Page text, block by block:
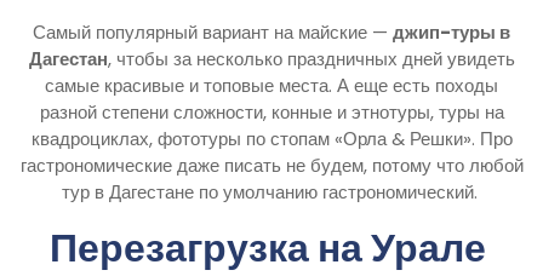
Самый популярный вариант на майские — джип-туры в
Дагестан, чтобы за несколько праздничных дней увидеть
самые красивые и топовые места. А еще есть походы
разной степени сложности, конные и этнотуры, туры на
квадроциклах, фототуры по стопам «Орла & Решки». Про
гастрономические даже писать не будем, потому что любой
тур в Дагестане по умолчанию гастрономический.
Перезагрузка на Урале